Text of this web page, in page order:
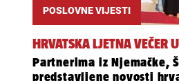
POSLOVNE VIJESTI
HRVATSKA LJETNA VEČER
Partnerima iz Njemačke,
predstavljene novosti